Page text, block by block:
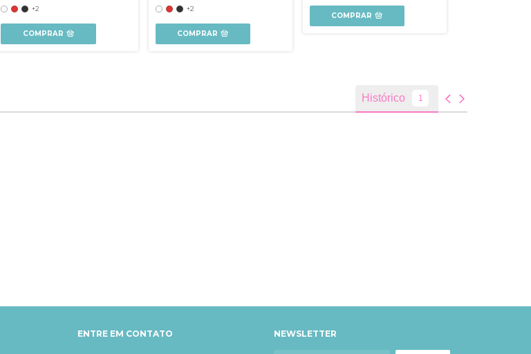
+2
COMPRAR
+2
COMPRAR
COMPRAR
ENTRE EM CONTATO NEWSLETTER